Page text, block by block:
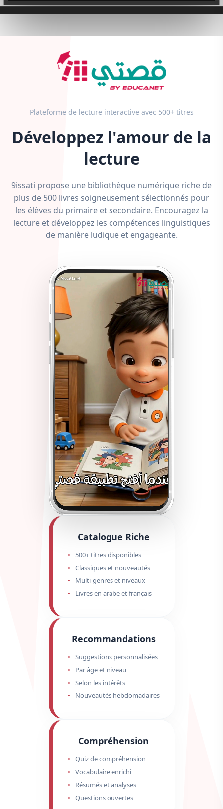
Plateforme de lecture interactive avec 500+ titres
Développez l'amour de la
lecture
9issati propose une bibliothèque numérique riche de
plus de 500 livres soigneusement sélectionnés pour
les élèves du primaire et secondaire. Encouragez la
lecture et développez les compétences linguistiques
de manière ludique et engageante.
Catalogue Riche
500+ titres disponibles
Classiques et nouveautés
Multi-genres et niveaux
Livres en arabe et français
Recommandations
Suggestions personnalisées
Par âge et niveau
Selon les intérêts
Nouveautés hebdomadaires
Compréhension
Quiz de compréhension
Vocabulaire enrichi
Résumés et analyses
Questions ouvertes